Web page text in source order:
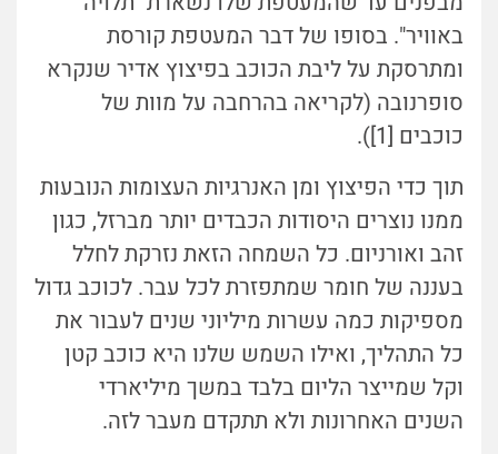
באוויר". בסופו של דבר המעטפת קורסת
ומתרסקת על ליבת הכוכב בפיצוץ אדיר שנקרא
סופרנובה (לקריאה בהרחבה על מוות של
כוכבים [1]).
תוך כדי הפיצוץ ומן האנרגיות העצומות הנובעות
ממנו נוצרים היסודות הכבדים יותר מברזל, כגון
זהב ואורניום. כל השמחה הזאת נזרקת לחלל
בעננה של חומר שמתפזרת לכל עבר. לכוכב גדול
מספיקות כמה עשרות מיליוני שנים לעבור את
כל התהליך, ואילו השמש שלנו היא כוכב קטן
וקל שמייצר הליום בלבד במשך מיליארדי
השנים האחרונות ולא תתקדם מעבר לזה.